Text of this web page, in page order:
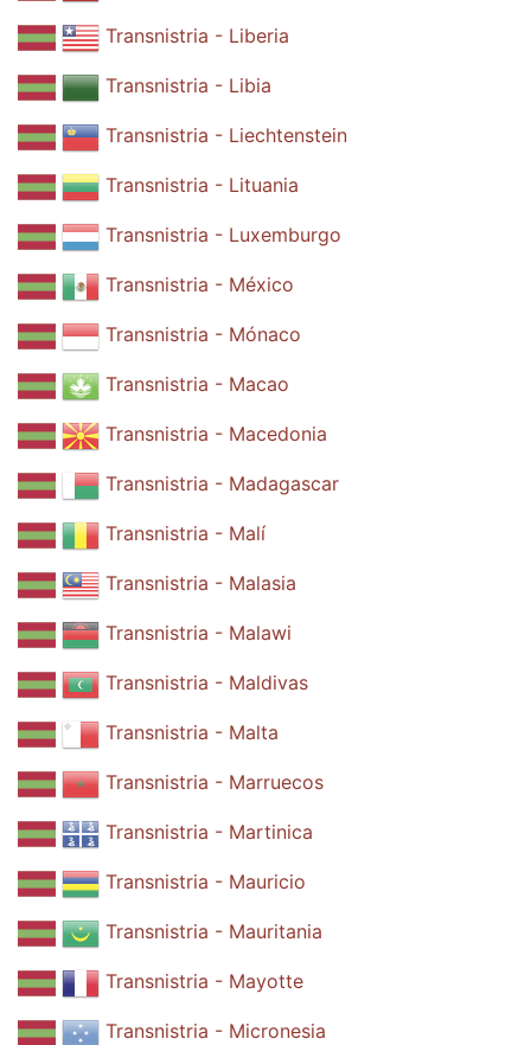
Transnistria - Liberia
Transnistria - Libia
Transnistria - Liechtenstein
Transnistria - Lituania
Transnistria - Luxemburgo
Transnistria - México
Transnistria - Mónaco
Transnistria - Macao
Transnistria - Macedonia
Transnistria - Madagascar
Transnistria - Malí
Transnistria - Malasia
Transnistria - Malawi
Transnistria - Maldivas
Transnistria - Malta
Transnistria - Marruecos
Transnistria - Martinica
Transnistria - Mauricio
Transnistria - Mauritania
Transnistria - Mayotte
Transnistria - Micronesia